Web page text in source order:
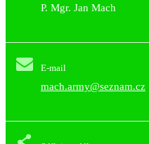
P. Mgr. Jan Mach
E-mail
mach.army@seznam.cz